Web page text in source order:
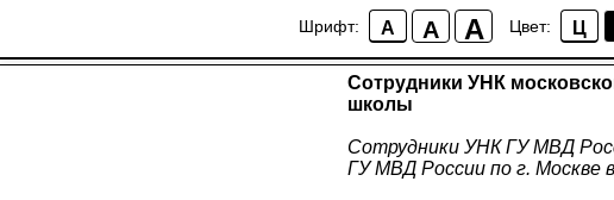
Шрифт: A A A Цвет: Ц
Сотрудники УНК
школы
Сотрудники УНК
школы
Сотрудники УНК ГУ МВД
ГУ МВД России по г. Москве